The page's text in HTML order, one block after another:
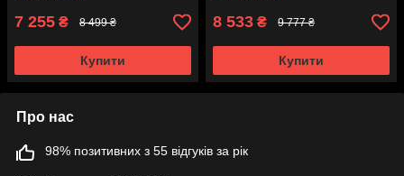
7 255 ₴ 8 499 ₴
Купити
8 533 ₴ 9 777 ₴
Купити
Про нас
98% позитивних з 55 відгуків за рік